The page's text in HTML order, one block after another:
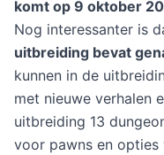
komt op 9 oktober
Nog interessanter is
uitbreiding bevat
kunnen in de
met nieuwe verhalen
uitbreiding 13
voor pawns en